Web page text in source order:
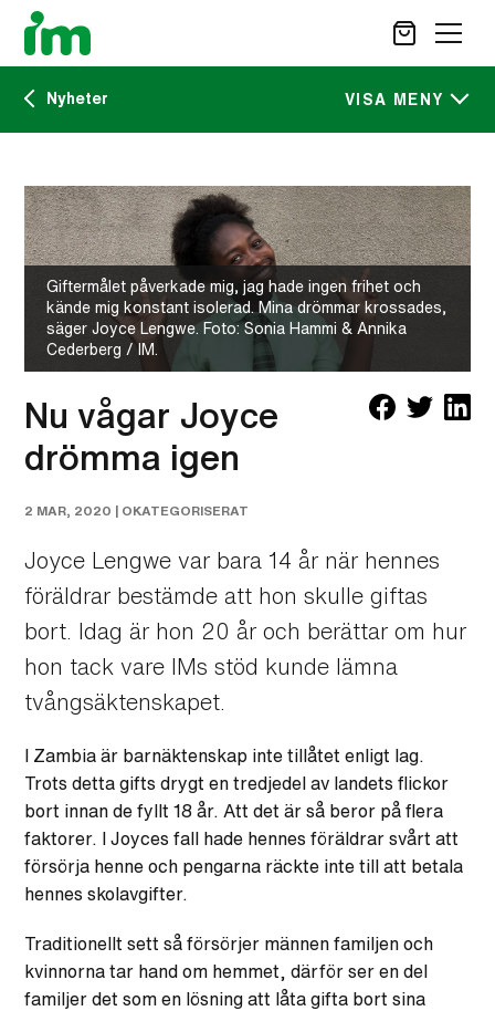
OM IM
VAD VI GÖR
VAD DU KAN GÖRA
AKTUELLT
SÖK
Nyheter VISA MENY
IM:s tidskrift
Nyheter
Giftermålet påverkade mig, jag hade ingen frihet och
kände mig konstant isolerad. Mina drömmar krossades,
säger Joyce Lengwe. Foto: Sonia Hammi & Annika
Cederberg / IM.
Nu vågar Joyce
drömma igen
2 MAR, 2020 | OKATEGORISERAT
Joyce Lengwe var bara 14 år när hennes
föräldrar bestämde att hon skulle giftas
bort. Idag är hon 20 år och berättar om hur
hon tack vare IMs stöd kunde lämna
tvångsäktenskapet.
I Zambia är barnäktenskap inte tillåtet enligt lag.
Trots detta gifts drygt en tredjedel av landets flickor
bort innan de fyllt 18 år. Att det är så beror på flera
faktorer. I Joyces fall hade hennes föräldrar svårt att
försörja henne och pengarna räckte inte till att betala
hennes skolavgifter.
Traditionellt sett så försörjer männen familjen och
kvinnorna tar hand om hemmet, därför ser en del
familjer det som en lösning att låta gifta bort sina